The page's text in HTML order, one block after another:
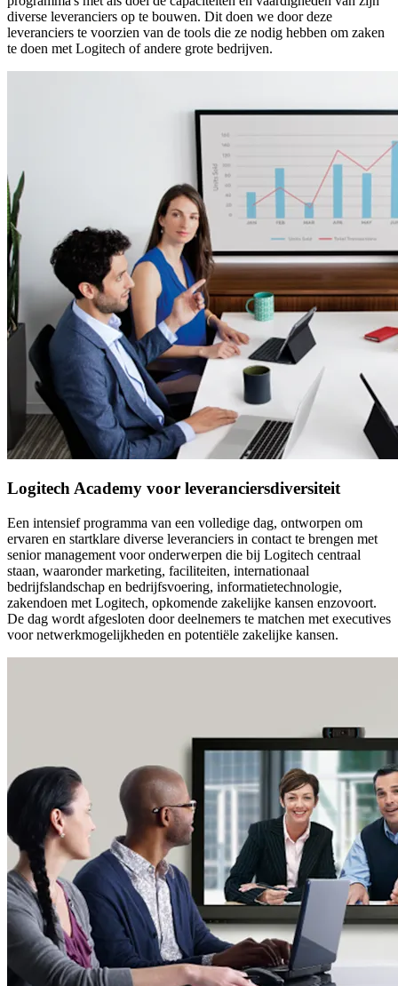
diverse leveranciers op te bouwen. Dit doen we door deze
leveranciers te voorzien van de tools die ze nodig hebben om zaken
te doen met Logitech of andere grote bedrijven.
Logitech Academy voor leveranciersdiversiteit
Een intensief programma van een volledige dag, ontworpen om
ervaren en startklare diverse leveranciers in contact te brengen met
senior management voor onderwerpen die bij Logitech centraal
staan, waaronder marketing, faciliteiten, internationaal
bedrijfslandschap en bedrijfsvoering, informatietechnologie,
zakendoen met Logitech, opkomende zakelijke kansen enzovoort.
De dag wordt afgesloten door deelnemers te matchen met executives
voor netwerkmogelijkheden en potentiële zakelijke kansen.